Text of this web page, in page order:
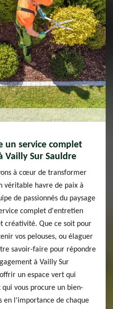
un service complet
Vailly Sur Sauldre
à cœur de transformer
véritable havre de paix à
de passionnés du paysage
complet d'entretien
créativité. Que ce soit pour
vos pelouses, ou élaguer
savoir-faire pour répondre
à Vailly Sur
un espace vert qui
vous procure un bien-
en l'importance de chaque